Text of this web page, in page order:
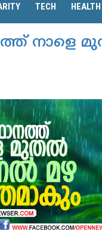
TECH HEALTH
നാളെ